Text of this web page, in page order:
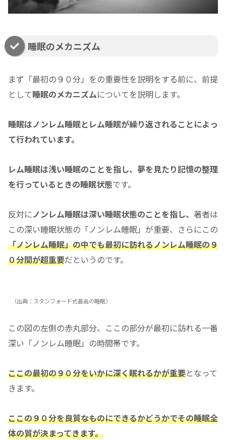
睡眠のメカニズム
まず「最初の９０分」をの重要性を説明をする前に、前提
として睡眠のメカニズムについてを説明します。
睡眠はノンレム睡眠とレム睡眠が繰り返されることによっ
て行われています。
レム睡眠は浅い睡眠のことを指し、夢を見たり記憶の整理
を行っているときの睡眠状態です。
反対にノンレム睡眠は深い睡眠状態のことを指し、 著者は
この深い睡眠状態の「ノンレム睡眠」が重要、さらにこの
「ノンレム睡眠」の中でも最初に訪れるノンレム睡眠の９
０分間が超重要だというのです。
（出典：スタンフォード式最高の睡眠）
この図の左側の赤丸部分、ここの部分が最初に訪れる一番
深い「ノンレム睡眠」の時間帯です。
ここの最初の９０分をいかに深く眠れるかが重要となって
きます。
ここの９０分を良質なものにできるかどうかでその睡眠全
体の質が決まってきます。